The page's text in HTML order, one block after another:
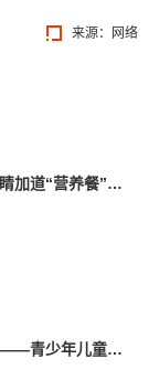
来源：网络
给孩子的眼睛加道“营养餐”，视力越差的孩子越是需要！
“食全食美”——青少年儿童过年如何健康饮食？